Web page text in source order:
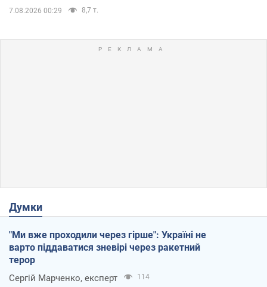
7.08.2026 00:29 8,7 т.
Думки
"Ми вже проходили через гірше": Україні не
варто піддаватися зневірі через ракетний
терор
Сергій Марченко, експерт 114